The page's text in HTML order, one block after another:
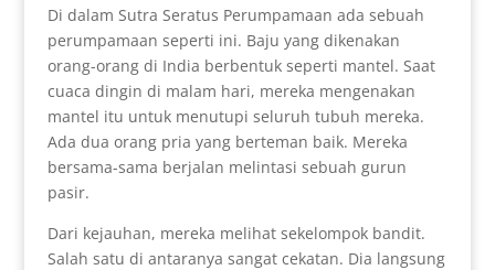
Di dalam Sutra Seratus Perumpamaan ada sebuah
perumpamaan seperti ini. Baju yang dikenakan
orang-orang di India berbentuk seperti mantel. Saat
cuaca dingin di malam hari, mereka mengenakan
mantel itu untuk menutupi seluruh tubuh mereka.
Ada dua orang pria yang berteman baik. Mereka
bersama-sama berjalan melintasi sebuah gurun
pasir.
Dari kejauhan, mereka melihat sekelompok bandit.
Salah satu di antaranya sangat cekatan. Dia langsung